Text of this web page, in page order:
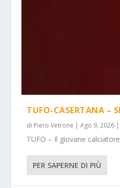
TUFO-CASERTANA –
di Piero Vetrone |Ago 9, 2026 |
TUFO – Il giovane
PER SAPERNE DI PIÙ